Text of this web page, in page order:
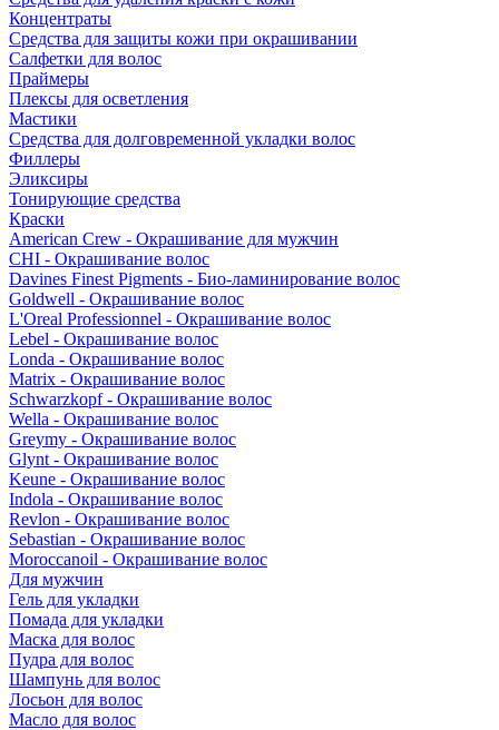
Концентраты
Средства для защиты кожи при окрашивании
Салфетки для волос
Праймеры
Плексы для осветления
Мастики
Средства для долговременной укладки волос
Филлеры
Эликсиры
Тонирующие средства
Краски
American Crew - Окрашивание для мужчин
CHI - Окрашивание волос
Davines Finest Pigments - Био-ламинирование волос
Goldwell - Окрашивание волос
L'Oreal Professionnel - Окрашивание волос
Lebel - Окрашивание волос
Londa - Окрашивание волос
Matrix - Окрашивание волос
Schwarzkopf - Окрашивание волос
Wella - Окрашивание волос
Greymy - Окрашивание волос
Glynt - Окрашивание волос
Keune - Окрашивание волос
Indola - Окрашивание волос
Revlon - Окрашивание волос
Sebastian - Окрашивание волос
Moroccanoil - Окрашивание волос
Для мужчин
Гель для укладки
Помада для укладки
Маска для волос
Пудра для волос
Шампунь для волос
Лосьон для волос
Масло для волос